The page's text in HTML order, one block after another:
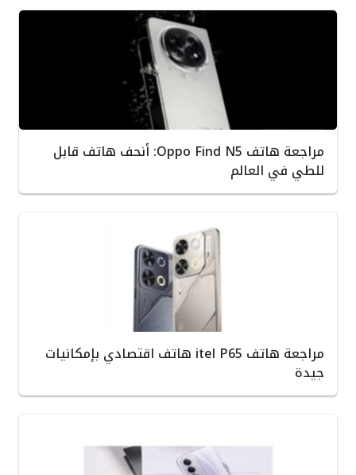
مراجعة هاتف Oppo Find N5: أنحف هاتف قابل
للطي في العالم
مراجعة هاتف itel P65 هاتف اقتصادي بإمكانيات
جيدة